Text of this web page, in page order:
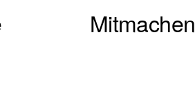
Mitmachen